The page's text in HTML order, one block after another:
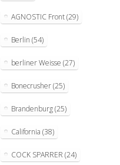
AGNOSTIC Front(29)
Berlin (54)
berliner Weisse (27)
Bonecrusher(25)
Brandenburg(25)
California (38)
COCK SPARRER (24)